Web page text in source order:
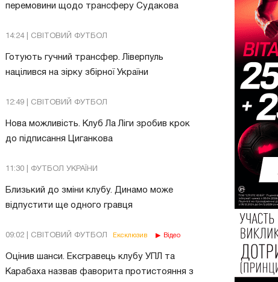
перемовини щодо трансферу Судакова
14:24 | СВІТОВИЙ ФУТБОЛ
Готують гучний трансфер. Ліверпуль
націлився на зірку збірної України
12:49 | СВІТОВИЙ ФУТБОЛ
Нова можливість. Клуб Ла Ліги зробив крок
до підписання Циганкова
11:30 | ФУТБОЛ УКРАЇНИ
Близький до зміни клубу. Динамо може
відпустити ще одного гравця
09:02 | СВІТОВИЙ ФУТБОЛ Ексклюзив Відео
Оцінив шанси. Ексгравець клубу УПЛ та
Карабаха назвав фаворита протистояння з